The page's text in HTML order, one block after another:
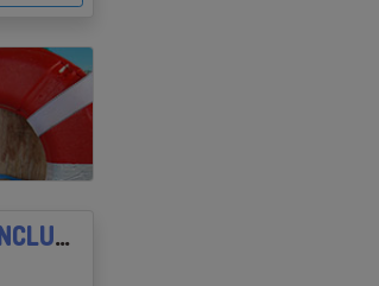
FIESTA AMERICANA PUERTO VALLARTA ALL INCLUSIVE & SPA